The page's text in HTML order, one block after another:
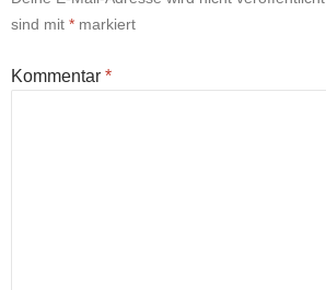
sind mit * markiert
Kommentar *